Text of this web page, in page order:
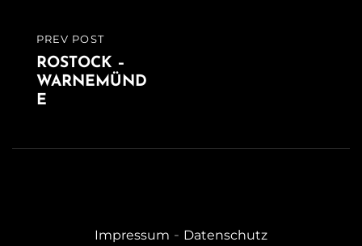
PREVIOUS
POST
PREV POST
ROSTOCK –
WARNEMÜND
E
Impressum - Datenschutz